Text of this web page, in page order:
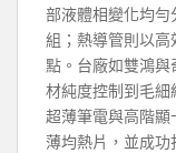
部液體相變化均
組；熱導管則以
點。台廠如雙鴻
材純度控制到毛
超薄筆電與高階
薄均熱片，並成